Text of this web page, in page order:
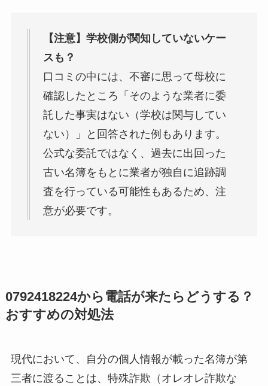
【注意】学校側が関知していないケー
スも？
口コミの中には、不審に思って母校に
確認したところ「そのような業者に委
託した事実はない（学校は関与してい
ない）」と回答された例もあります。
公式な委託ではなく、過去に出回った
古い名簿をもとに業者が独自に追跡調
査を行っている可能性もあるため、注
意が必要です。
0792418224から電話が来たらどうする？
おすすめの対処法
現代において、自分の個人情報が載った名簿が第
三者に渡ることは、特殊詐欺（オレオレ詐欺な